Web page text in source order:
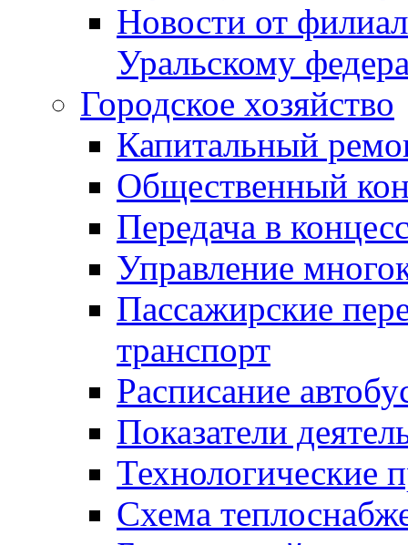
Новости от
Уральскому
Городское хозяйство
Капитальный
Общественный
Передача в
Управление
Пассажирские
транспорт
Расписание
Показатели
Технологические
Схема